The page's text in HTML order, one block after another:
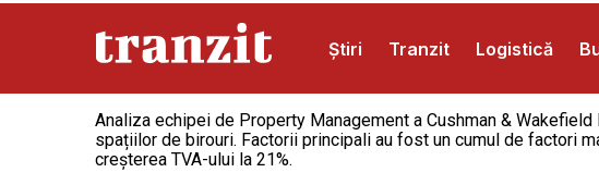
Știri Tranzit Logistică
Abonamente Publicitate Contact
Analiza echipei de Property Management a Cushman &
spațiilor de birouri. Factorii principali au fost un cumul de factori
creșterea TVA-ului la 21%.